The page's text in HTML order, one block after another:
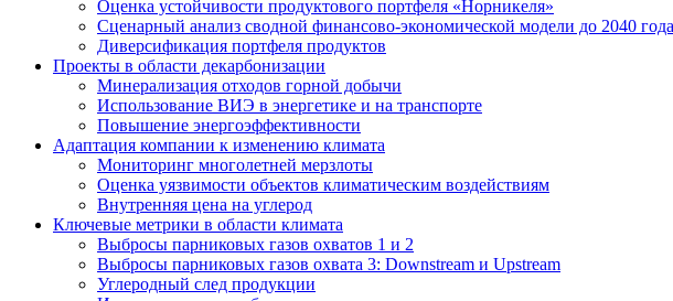
Оценка устойчивости продуктового портфеля «Норникеля»
Сценарный анализ сводной финансово-экономической модели до 2040 года
Диверсификация портфеля продуктов
Проекты в области декарбонизации
Минерализация отходов горной добычи
Использование ВИЭ в энергетике и на транспорте
Повышение энергоэффективности
Адаптация компании к изменению климата
Мониторинг многолетней мерзлоты
Оценка уязвимости объектов климатическим воздействиям
Внутренняя цена на углерод
Ключевые метрики в области климата
Выбросы парниковых газов охватов 1 и 2
Выбросы парниковых газов охвата 3: Downstream и Upstream
Углеродный след продукции